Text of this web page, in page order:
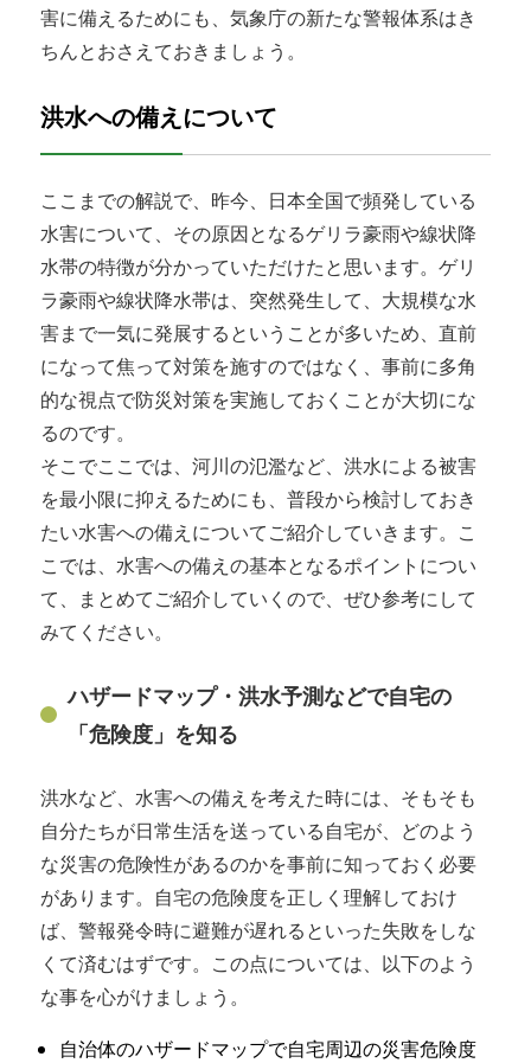
害に備えるためにも、気象庁の新たな警報体系はき
ちんとおさえておきましょう。
洪水への備えについて
ここまでの解説で、昨今、日本全国で頻発している
水害について、その原因となるゲリラ豪雨や線状降
水帯の特徴が分かっていただけたと思います。ゲリ
ラ豪雨や線状降水帯は、突然発生して、大規模な水
害まで一気に発展するということが多いため、直前
になって焦って対策を施すのではなく、事前に多角
的な視点で防災対策を実施しておくことが大切にな
るのです。
そこでここでは、河川の氾濫など、洪水による被害
を最小限に抑えるためにも、普段から検討しておき
たい水害への備えについてご紹介していきます。こ
こでは、水害への備えの基本となるポイントについ
て、まとめてご紹介していくので、ぜひ参考にして
みてください。
ハザードマップ・洪水予測などで自宅の
「危険度」を知る
洪水など、水害への備えを考えた時には、そもそも
自分たちが日常生活を送っている自宅が、どのよう
な災害の危険性があるのかを事前に知っておく必要
があります。自宅の危険度を正しく理解しておけ
ば、警報発令時に避難が遅れるといった失敗をしな
くて済むはずです。この点については、以下のよう
な事を心がけましょう。
自治体のハザードマップで自宅周辺の災害危険度